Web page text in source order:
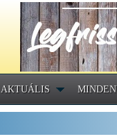
AKTUÁLIS